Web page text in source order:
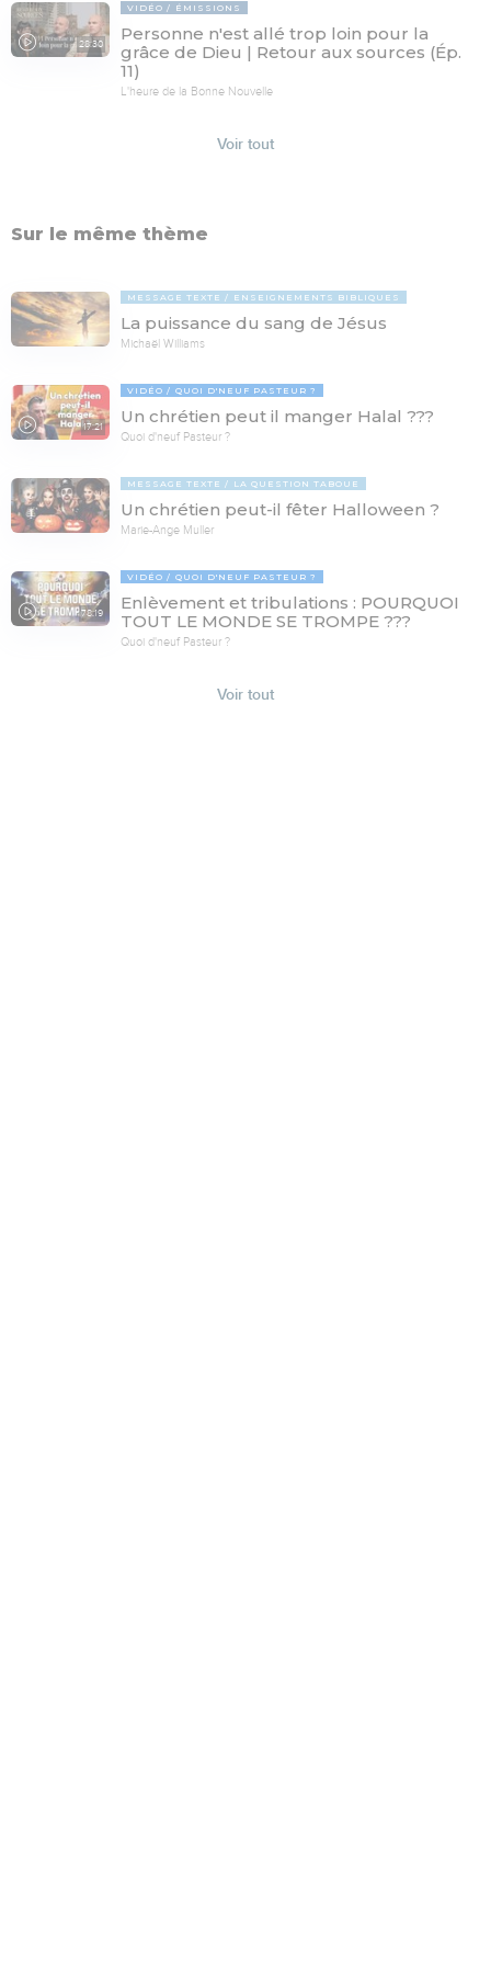
28:30
VIDÉO ÉMISSIONS
Personne n'est allé trop loin pour la
grâce de Dieu | Retour aux sources (Ép.
11)
L'heure de la Bonne Nouvelle
Voir tout
Sur le même thème
MESSAGE TEXTE ENSEIGNEMENTS BIBLIQUES
La puissance du sang de Jésus
Michaël Williams
17:21
VIDÉO QUOI D'NEUF PASTEUR ?
Un chrétien peut il manger Halal ???
Quoi d'neuf Pasteur ?
MESSAGE TEXTE LA QUESTION TABOUE
Un chrétien peut-il fêter Halloween ?
Marie-Ange Muller
78:19
VIDÉO QUOI D'NEUF PASTEUR ?
Enlèvement et tribulations : POURQUOI
TOUT LE MONDE SE TROMPE ???
Quoi d'neuf Pasteur ?
Voir tout